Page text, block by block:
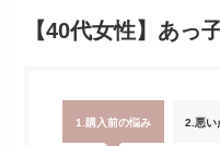
【40代女性】あっ
1.購入前の悩み 2.悪い